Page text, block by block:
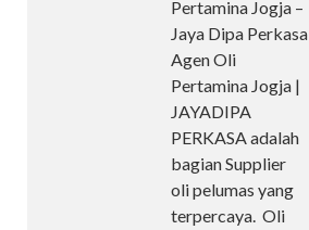
Pertamina Jogja –
Jaya Dipa Perkasa
Agen Oli
Pertamina Jogja |
JAYADIPA
PERKASA adalah
bagian Supplier
oli pelumas yang
terpercaya. Oli